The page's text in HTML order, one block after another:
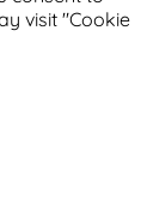
visit "Cookie